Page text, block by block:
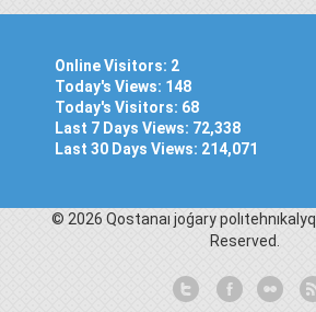
Online Visitors: 2
Today's Views: 148
Today's Visitors: 68
Last 7 Days Views: 72,338
Last 30 Days Views: 214,071
© 2026 Qostanaı joǵary
Reserved.